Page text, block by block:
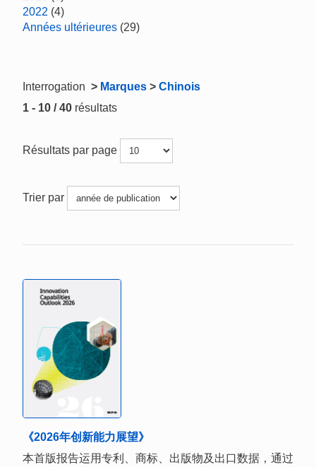
2022 (4)
Années ultérieures (29)
Interrogation > Marques > Chinois
1 - 10 / 40 résultats
Résultats par page
Trier par
《2026年创新能力展望》
本首版报告运用专利、商标、出版物及出口数据，通过